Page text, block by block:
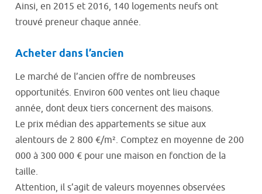
Ainsi, en 2015 et 2016, 140 logements neufs ont
trouvé preneur chaque année.
Acheter dans l’ancien
Le marché de l’ancien offre de nombreuses
opportunités. Environ 600 ventes ont lieu chaque
année, dont deux tiers concernent des maisons.
Le prix médian des appartements se situe aux
alentours de 2 800 €/m². Comptez en moyenne de 200
000 à 300 000 € pour une maison en fonction de la
taille.
Attention, il s’agit de valeurs moyennes observées